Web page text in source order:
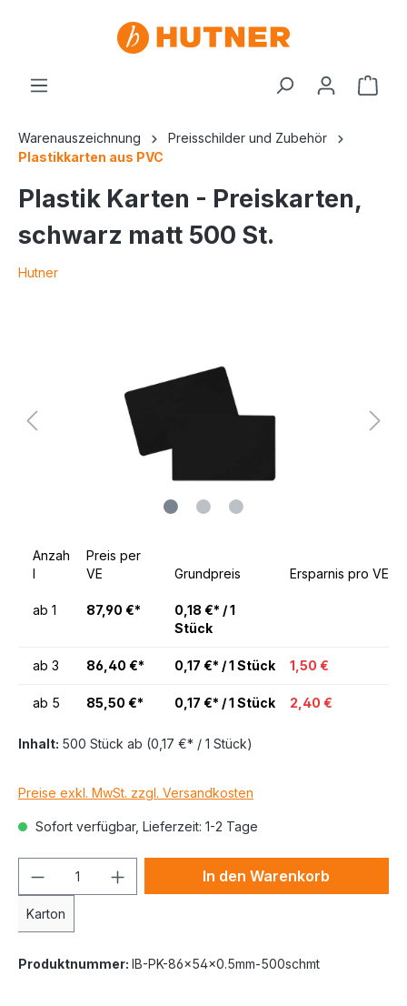
Warenauszeichnung
Preisschilder und Zubehör
Plastikkarten aus PVC
Plastik Karten - Preiskarten,
schwarz matt 500 St.
Hutner
Anzah
l
Preis per
VE
Grundpreis Ersparnis pro VE
ab 1 87,90 €*
0,18 €* / 1
Stück
ab 3 86,40 €* 0,17 €* / 1 Stück 1,50 €
ab 5 85,50 €* 0,17 €* / 1 Stück 2,40 €
Inhalt: 500 Stück ab (0,17 €* / 1 Stück)
Preise exkl. MwSt. zzgl. Versandkosten
Sofort verfügbar, Lieferzeit: 1-2 Tage
Karton
In den Warenkorb
Produktnummer: IB-PK-86x54x0.5mm-500schmt